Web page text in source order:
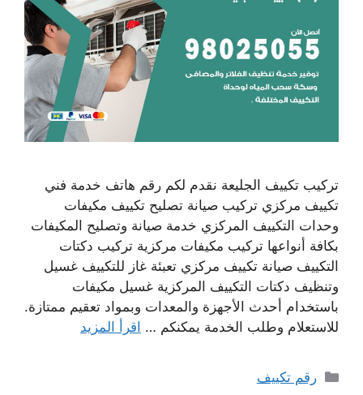
تركيب تكييف الجليعة نقدم لكم رقم هاتف خدمة فني
تكييف مركزي تركيب صيانة تصليح تكييف مكيفات
وحدات التكييف المركزي خدمة صيانة وتصليح المكيفات
بكافة أنواعها تركيب مكيفات مركزية تركيب دكتات
التكييف صيانة تكييف مركزي تعبئة غاز للتكييف غسيل
وتنظيف دكتات التكييف المركزية غسيل مكيفات
باستخدام أحدث الأجهزة والمعدات وبمواد تعقيم ممتازة.
للاستعلام وطلب الخدمة يمكنكم … اقرأ المزيد
التصنيفات
رقم تكييف